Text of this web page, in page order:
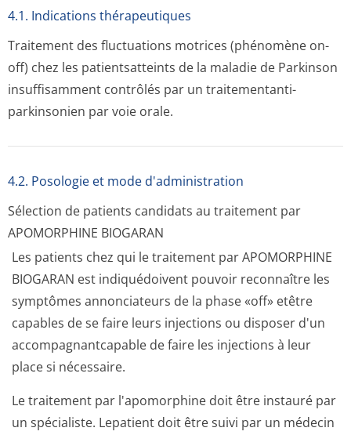
4.1. Indications thérapeutiques
Traitement des fluctuations motrices (phénomène on-
off) chez les patientsatteints de la maladie de Parkinson
insuffisamment contrôlés par un traitementanti­
parkinsonien par voie orale.
4.2. Posologie et mode d'administration
Sélection de patients candidats au traitement par
APOMORPHINE BIOGARAN
Les patients chez qui le traitement par APOMORPHINE
BIOGARAN est indiquédoivent pouvoir reconnaître les
symptômes annonciateurs de la phase «off» etêtre
capables de se faire leurs injections ou disposer d'un
accompagnantcapable de faire les injections à leur
place si nécessaire.
Le traitement par l'apomorphine doit être instauré par
un spécialiste. Lepatient doit être suivi par un médecin